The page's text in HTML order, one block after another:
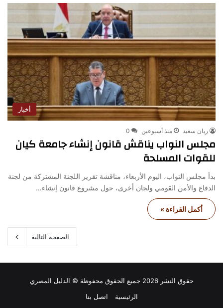
أخبار
ريان سعيد منذ أسبوعين 0
مجلس النواب يناقش قانون إنشاء جامعة كيان
للقوات المسلحة
بدأ مجلس النواب، اليوم الأربعاء، مناقشة تقرير اللجنة المشتركة من لجنة
الدفاع والأمن القومي ولجان أخرى، حول مشروع قانون إنشاء…
أكمل القراءة »
الصفحة التالية
حقوق النشر 2026 جميع الحقوق محفوظة © الدليل المصري
الرئيسية
اتصل بنا